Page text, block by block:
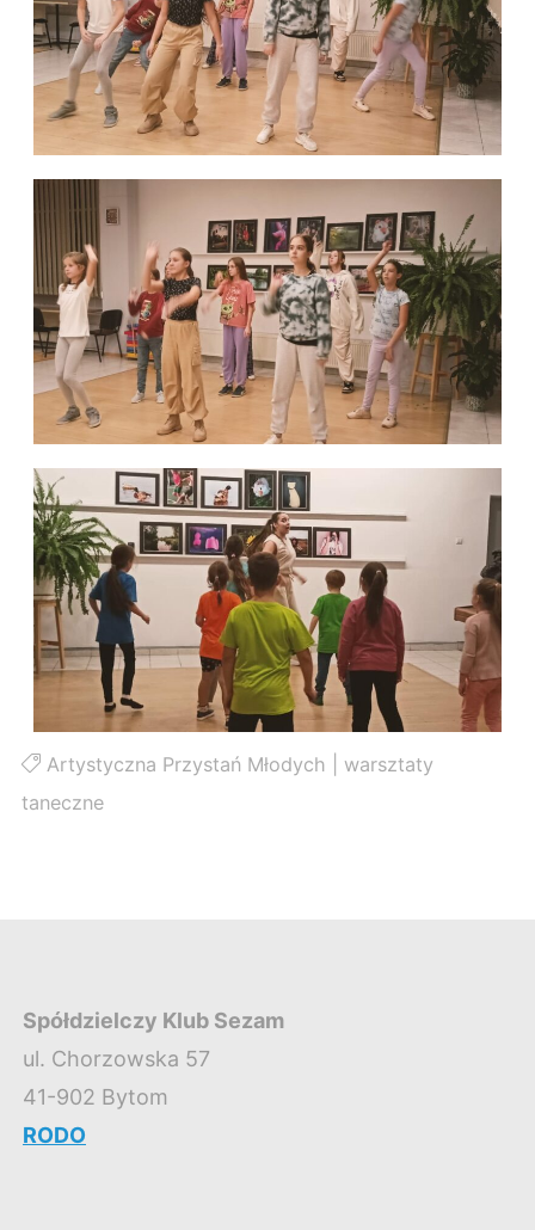
Artystyczna Przystań Młodych
warsztaty
taneczne
Spółdzielczy Klub Sezam
ul. Chorzowska 57
41-902 Bytom
RODO